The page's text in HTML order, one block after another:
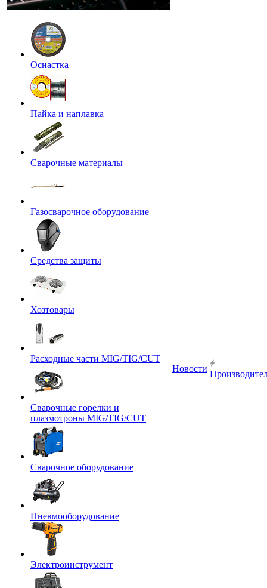
Оснастка
Пайка и наплавка
Сварочные материалы
Газосварочное оборудование
Средства защиты
Хозтовары
Расходные части MIG/TIG/CUT
Сварочные горелки и
плазмотроны MIG/TIG/CUT
Сварочное оборудование
Пневмооборудование
Электроинструмент
Новости